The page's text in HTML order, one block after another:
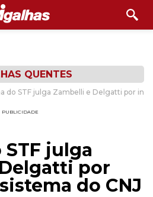
QUENTES
do STF julga Zambelli e Delgatti por
PUBLICIDADE
STF julga
por
do CNJ